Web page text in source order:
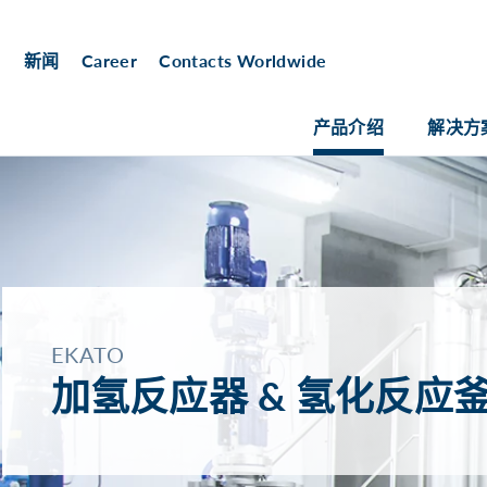
新闻 Career Contacts Worldwide
产品介绍 解决方
EKATO
加氢反应器 & 氢化反应